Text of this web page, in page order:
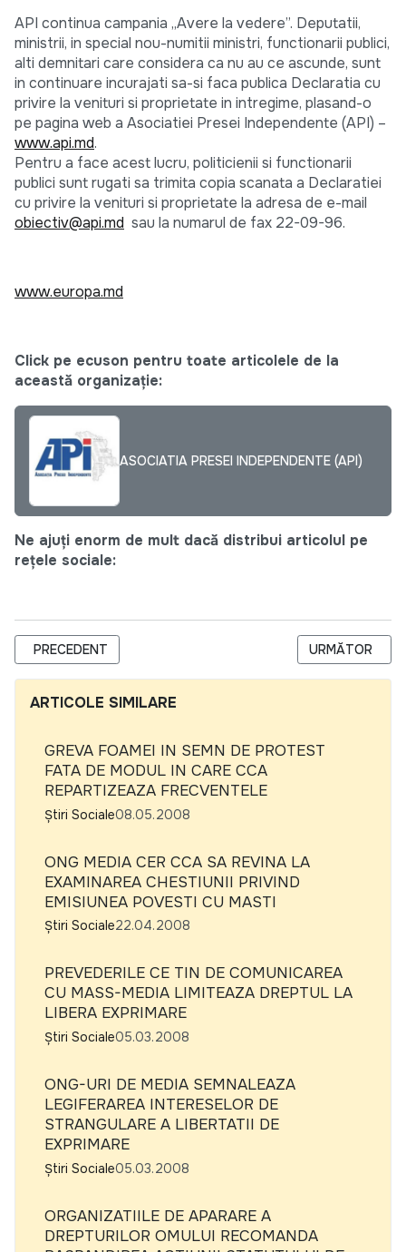
API continua campania „Avere la vedere”. Deputatii,
ministrii, in special nou-numitii ministri, functionarii publici,
alti demnitari care considera ca nu au ce ascunde, sunt
in continuare incurajati sa-si faca publica Declaratia cu
privire la venituri si proprietate in intregime, plasand-o
pe pagina web a Asociatiei Presei Independente (API) –
www.api.md.
Pentru a face acest lucru, politicienii si functionarii
publici sunt rugati sa trimita copia scanata a Declaratiei
cu privire la venituri si proprietate la adresa de e-mail
obiectiv@api.md sau la numarul de fax 22-09-96.
www.europa.md
Click pe ecuson pentru toate articolele de la
această organizație:
ASOCIATIA PRESEI INDEPENDENTE (API)
Ne ajuți enorm de mult dacă distribui articolul pe
rețele sociale:
ARTICOL PRECEDENT: "REPORTERI EUROPENI" IN "TURNEE
PRECEDENT ARTICOLUL
URMĂTOR
ARTICOLE SIMILARE
GREVA FOAMEI IN SEMN DE PROTEST
FATA DE MODUL IN CARE CCA
REPARTIZEAZA FRECVENTELE
Știri Sociale08.05.2008
ONG MEDIA CER CCA SA REVINA LA
EXAMINAREA CHESTIUNII PRIVIND
EMISIUNEA POVESTI CU MASTI
Știri Sociale22.04.2008
PREVEDERILE CE TIN DE COMUNICAREA
CU MASS-MEDIA LIMITEAZA DREPTUL LA
LIBERA EXPRIMARE
Știri Sociale05.03.2008
ONG-URI DE MEDIA SEMNALEAZA
LEGIFERAREA INTERESELOR DE
STRANGULARE A LIBERTATII DE
EXPRIMARE
Știri Sociale05.03.2008
ORGANIZATIILE DE APARARE A
DREPTURILOR OMULUI RECOMANDA